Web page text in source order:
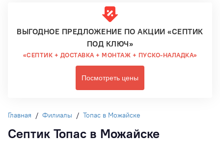
ВЫГОДНОЕ ПРЕДЛОЖЕНИЕ ПО АКЦИИ «СЕПТИК
ПОД КЛЮЧ»
«СЕПТИК + ДОСТАВКА + МОНТАЖ + ПУСКО-НАЛАДКА»
Посмотреть цены
Главная / Филиалы / Топас в Можайске
Септик Топас в Можайске